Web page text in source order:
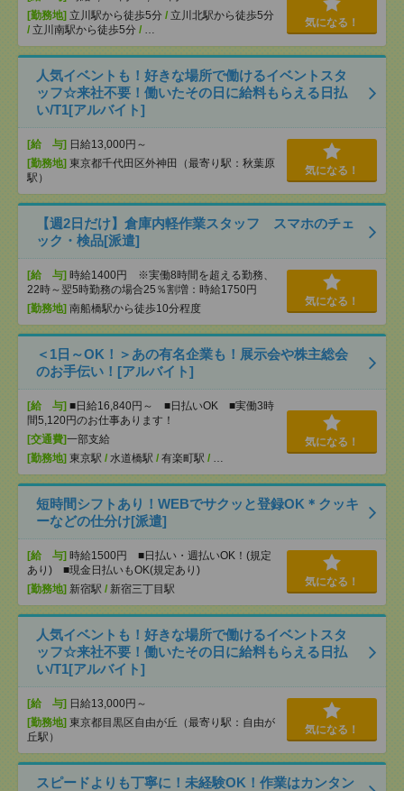
[勤務地] 立川駅から徒歩5分 / 立川北駅から徒歩5分
/ 立川南駅から徒歩5分 / …
気になる！
人気イベントも！好きな場所で働けるイベントスタ
ッフ☆来社不要！働いたその日に給料もらえる日払
い/T1[アルバイト]
[給 与] 日給13,000円～
[勤務地] 東京都千代田区外神田（最寄り駅：秋葉原
駅）
気になる！
【週2日だけ】倉庫内軽作業スタッフ スマホのチェ
ック・検品[派遣]
[給 与] 時給1400円 ※実働8時間を超える勤務、
22時～翌5時勤務の場合25％割増：時給1750円
[勤務地] 南船橋駅から徒歩10分程度
気になる！
＜1日～OK！＞あの有名企業も！展示会や株主総会
のお手伝い！[アルバイト]
[給 与] ■日給16,840円～ ■日払いOK ■実働3時
間5,120円のお仕事あります！
[交通費]一部支給
[勤務地] 東京駅 / 水道橋駅 / 有楽町駅 / …
気になる！
短時間シフトあり！WEBでサクッと登録OK＊クッキ
ーなどの仕分け[派遣]
[給 与] 時給1500円 ■日払い・週払いOK！(規定
あり) ■現金日払いもOK(規定あり)
[勤務地] 新宿駅 / 新宿三丁目駅
気になる！
人気イベントも！好きな場所で働けるイベントスタ
ッフ☆来社不要！働いたその日に給料もらえる日払
い/T1[アルバイト]
[給 与] 日給13,000円～
[勤務地] 東京都目黒区自由が丘（最寄り駅：自由が
丘駅）
気になる！
スピードよりも丁寧に！未経験OK！作業はカンタン